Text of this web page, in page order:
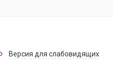
Версия для слабовидящих